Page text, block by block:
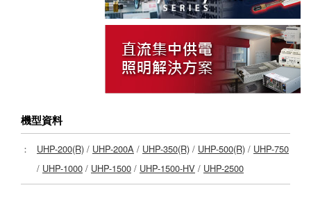
機型資料
： UHP-200(R) / UHP-200A / UHP-350(R) / UHP-500(R) / UHP-750
/ UHP-1000 / UHP-1500 / UHP-1500-HV / UHP-2500